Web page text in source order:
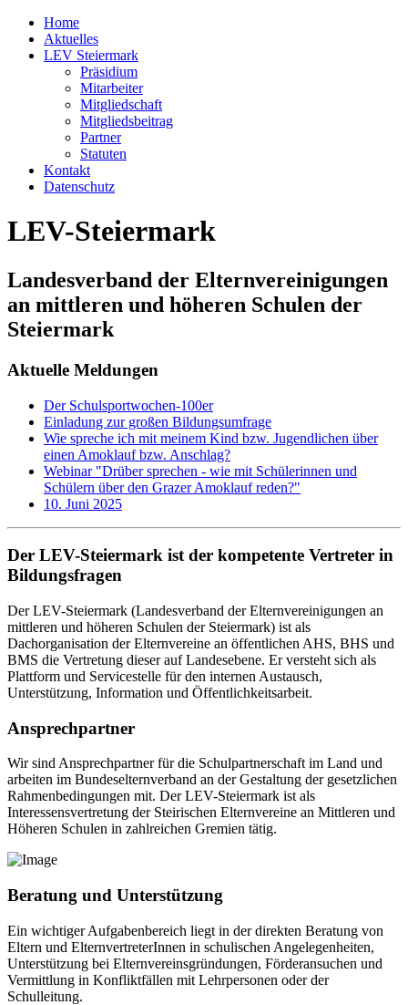
Home
Aktuelles
LEV Steiermark
Präsidium
Mitarbeiter
Mitgliedschaft
Mitgliedsbeitrag
Partner
Statuten
Kontakt
Datenschutz
LEV-Steiermark
Landesverband der Elternvereinigungen
an mittleren und höheren Schulen der
Steiermark
Aktuelle Meldungen
Der Schulsportwochen-100er
Einladung zur großen Bildungsumfrage
Wie spreche ich mit meinem Kind bzw. Jugendlichen über
einen Amoklauf bzw. Anschlag?
Webinar "Drüber sprechen - wie mit Schülerinnen und
Schülern über den Grazer Amoklauf reden?"
10. Juni 2025
Der LEV-Steiermark ist der kompetente Vertreter in
Bildungsfragen
Der LEV-Steiermark (Landesverband der Elternvereinigungen an
mittleren und höheren Schulen der Steiermark) ist als
Dachorganisation der Elternvereine an öffentlichen AHS, BHS und
BMS die Vertretung dieser auf Landesebene. Er versteht sich als
Plattform und Servicestelle für den internen Austausch,
Unterstützung, Information und Öffentlichkeitsarbeit.
Ansprechpartner
Wir sind Ansprechpartner für die Schulpartnerschaft im Land und
arbeiten im Bundeselternverband an der Gestaltung der gesetzlichen
Rahmenbedingungen mit. Der LEV-Steiermark ist als
Interessensvertretung der Steirischen Elternvereine an Mittleren und
Höheren Schulen in zahlreichen Gremien tätig.
Beratung und Unterstützung
Ein wichtiger Aufgabenbereich liegt in der direkten Beratung von
Eltern und ElternvertreterInnen in schulischen Angelegenheiten,
Unterstützung bei Elternvereinsgründungen, Förderansuchen und
Vermittlung in Konfliktfällen mit Lehrpersonen oder der
Schulleitung.